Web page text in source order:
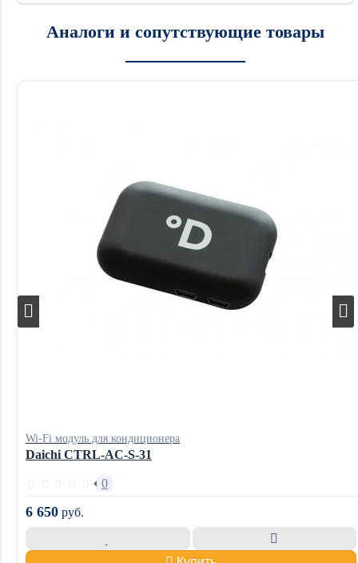
Аналоги и сопутствующие товары
Wi-Fi модуль для кондиционера
Daichi CTRL-AC-S-31
0
6 650 руб.